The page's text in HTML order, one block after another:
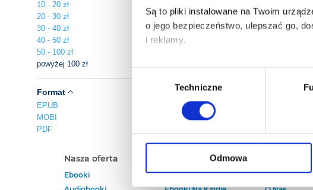
Są to pliki instalowane na Twoim
o jego bezpieczeństwo, ulepszać go,
i reklamy.
Poza plikami, które są nam niezbędne
Twojej zgody.
Każda udzielona zgoda poprawi Twoje
Techniczne
Odmowa
10 - 20 zł
20 - 30 zł
30 - 40 zł
40 - 50 zł
50 - 100 zł
powyżej 100 zł
Format
EPUB
MOBI
PDF
Nasza oferta
Ebooki
Polecamy
Darmowe Ebooki
Kontakt